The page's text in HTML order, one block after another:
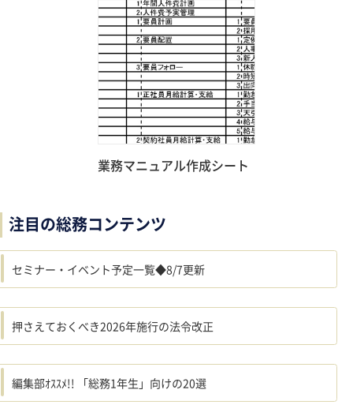
業務マニュアル作成シート
注目の総務コンテンツ
セミナー・イベント予定一覧◆8/7更新
押さえておくべき2026年施行の法令改正
編集部ｵｽｽﾒ!! 「総務1年生」向けの20選